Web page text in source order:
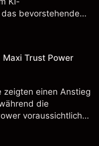
bevorstehende
Juli Aufmerksamkeit
Indikator für
Maxi Trust Power
zeigten einen Anstieg
die
voraussichtlich
Energy